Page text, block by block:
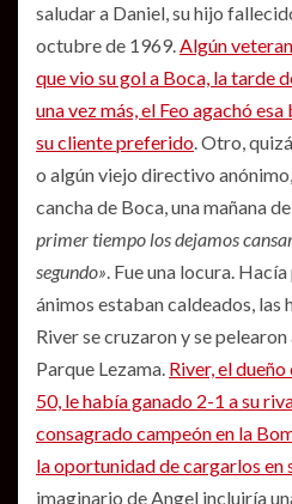
saludar a Daniel, su hijo
octubre de 1969.Algún
que vio su gol a Boca, la tarde
una vez más, el Feo agachó
su cliente preferido. Otro,
o algún viejo directivo
cancha de Boca, una mañana
primer tiempo los dejamos
segundo». Fue una locura.
ánimos estaban caldeados, las
River se cruzaron y se
Parque Lezama. River, el
50, le había ganado 2-1 a su
consagrado campeón en la
la oportunidad de cargarlos en
imaginario de Angel incluiría